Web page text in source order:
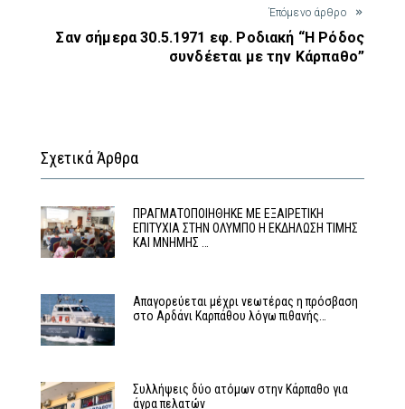
Έπόμενο άρθρο
Σαν σήμερα 30.5.1971 εφ. Ροδιακή “Η Ρόδος
συνδέεται με την Κάρπαθο”
Σχετικά Άρθρα
ΠΡΑΓΜΑΤΟΠΟΙΗΘΗΚΕ ΜΕ ΕΞΑΙΡΕΤΙΚΗ
ΕΠΙΤΥΧΙΑ ΣΤΗΝ ΟΛΥΜΠΟ Η ΕΚΔΗΛΩΣΗ ΤΙΜΗΣ
ΚΑΙ ΜΝΗΜΗΣ …
Απαγορεύεται μέχρι νεωτέρας η πρόσβαση
στο Αρδάνι Καρπάθου λόγω πιθανής…
Συλλήψεις δύο ατόμων στην Κάρπαθο για
άγρα πελατών